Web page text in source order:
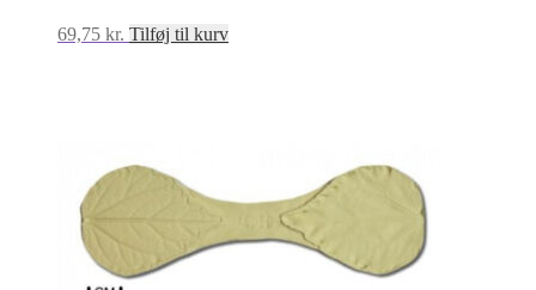
69,75 kr. Tilføj til kurv